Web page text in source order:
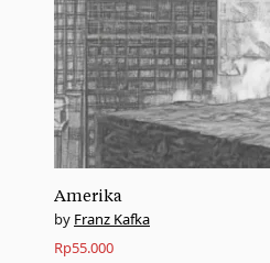
Amerika
Franz Kafka
Rp55.000